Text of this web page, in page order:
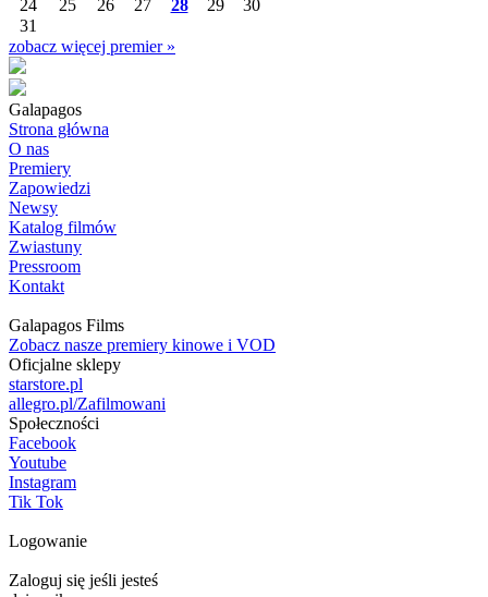
24
25 26 27 28 29
30
31
zobacz więcej premier »
Galapagos
Strona główna
O nas
Premiery
Zapowiedzi
Newsy
Katalog filmów
Zwiastuny
Pressroom
Kontakt
Galapagos Films
Zobacz nasze premiery kinowe i VOD
Oficjalne sklepy
starstore.pl
allegro.pl/Zafilmowani
Społeczności
Facebook
Youtube
Instagram
Tik Tok
Logowanie
Zaloguj się jeśli jesteś